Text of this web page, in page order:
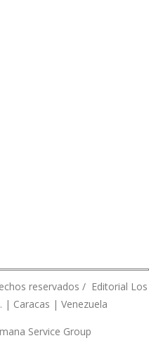
reservados / Editorial Los
| Caracas | Venezuela
Service Group